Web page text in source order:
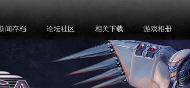
闻存档 论坛社区 相关下载 游戏相册